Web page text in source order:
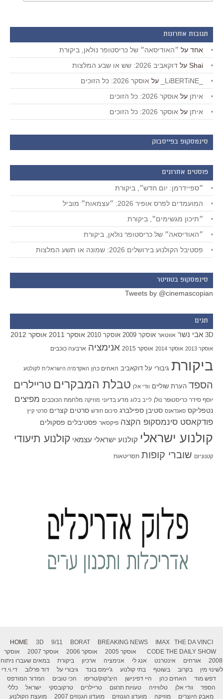
תגובות אחרונות
אחד על ״האודיסאה״ של כריסטופר נולאן, ביקורת
Shai על דוקאביב 2026: שש או שבע המלצות
על אוסקר 2026: כל הזוכים
איתן על אוסקר 2026: כל הזוכים
איתן על אוסקר 2026: כל הזוכים
סינמסקופ בפייסבוק
פוסטים אחרונים
״ספיידרמן: יום חדש״, ביקורת
המועמדים לפרס אופיר 2026: ״עצמאות״ מוביל
״תיכון מגשימים״, ביקורת
״האודיסאה״ של כריסטופר נולאן, ביקורת
פסטיבל הקולנוע בירושלים 2026: שמונה או תשע המלצות
סינמסקופ בטוויטר
Tweets by @cinemascopian
תגים
3D אבי נשר אווטאר אוסקר 2009 אוסקר 2010 אוסקר 2011 אוסקר 2012
אוסקר 2013 אוסקר 2014 אוסקר 2015 אנימציה ארבעה כוכבים
ביקורת גיבורי על דוקאביב האחים כהן האקדמיה הישראלית לקולנוע
הספד הערת שוליים וודי אלן טבלת המבקרים טריילרים
יוסף סידר כריסטופר נולן לייב בלוג מדע בדיוני מוזיקה מלחמת הכוכבים מפיצים
נטפליקס סאנדאנס סטיבן ספילברג סיכום חודש סרטים קצרים סרטי קיץ
פודקאסט סינמסקופ הקצה פיקסאר פסטיבלים פסקולים
קולנוע ישראלי קולנוע ישראלי עצמאי קולנוע תיעודי
קטנוניזם שוברי קופות תסריטאות
HOME 3D 9/11 BORAT BREAKING NEWS IMAX
THE DA VINCI
CODE THE DAILY SHOW אוסקר 2005 אוסקר 2006 אוסקר 2007
אוסקר
2008
אורחים אינטרנט אנג לי אנימציה ארכיון ביקורת
במאים שעברו ניתוח
לשינוי מין
בקרוב בשוטף בתי קולנוע ג'יימס בונד גיבורי על דוד פרלוב
די.וי.די
דפש מוד
האחים כהן היי דפינישן היצ'קוק/טריפו הכי טובים
המדור המודפס
הספד
וודי אלן טלוויזיה טעויות תרגום טריילרים טרקובסקי ישראל
כללי
מאבק היוצרים
מוזיקה מועדון הגנוזים מועדון הגנוזים 2007 מועצת הקולנוע